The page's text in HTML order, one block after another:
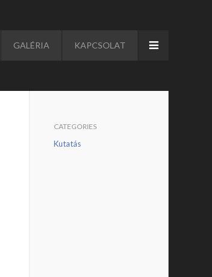
GALÉRIA KAPCSOLAT
CATEGORIES
Kutatás